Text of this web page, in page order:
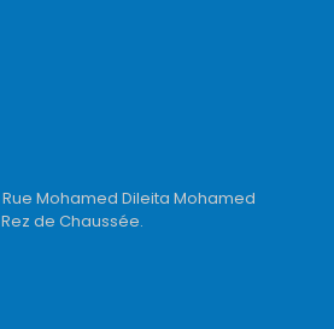
Mohamed Dileita Mohamed
de Chaussée.